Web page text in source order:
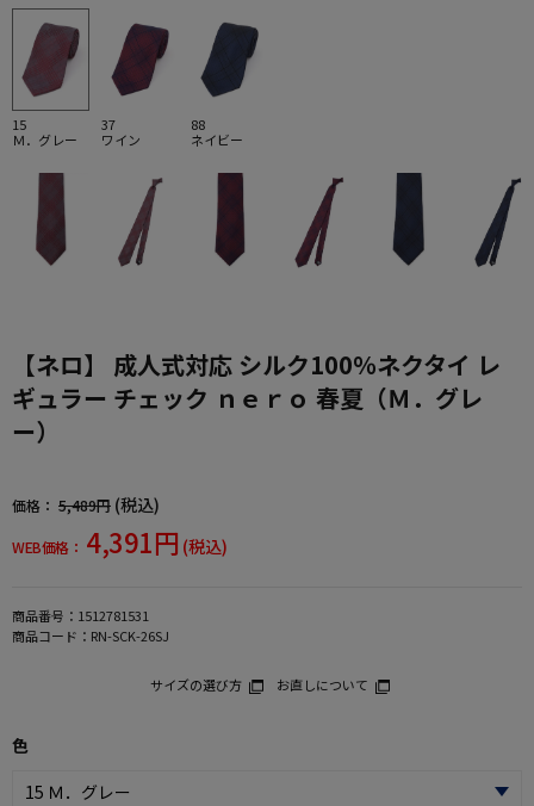
15
Ｍ．グレー
37
ワイン
88
ネイビー
【ネロ】 成人式対応 シルク100％ネクタイ レ
ギュラー チェック ｎｅｒｏ 春夏（Ｍ．グレ
ー）
価格： 5,489円 (税込)
WEB価格： 4,391円 (税込)
商品番号： 1512781531
商品コード： RN-SCK-26SJ
サイズの選び方 お直しについて
色